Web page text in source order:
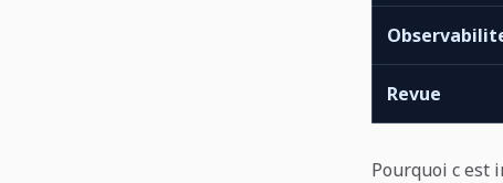
Revue
Pourquoi c est